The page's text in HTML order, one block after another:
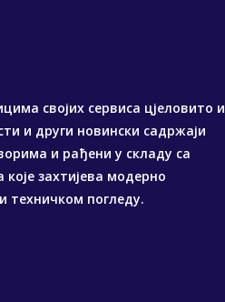
својих сервиса цјеловито и
и други новински садржаји
и рађени у складу са
захтијева модерно
техничком погледу.